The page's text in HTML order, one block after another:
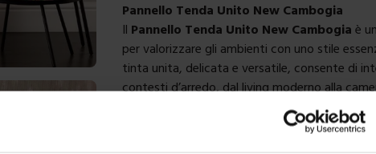
Pannello Tenda Unito New Cambogia
Il Pannello Tenda Unito New Cambogia è
per valorizzare gli ambienti con uno stile
tinta unita, delicata e versatile, consente di
contesti d’arredo, dal living moderno alla
permette alla
morbido e uniforme, contribuendo a creare